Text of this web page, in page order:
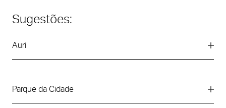
Sugestões:
Auri
Parque da Cidade